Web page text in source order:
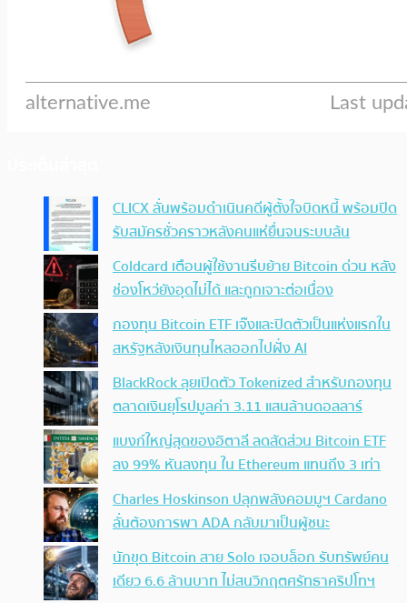
CLICX ลั่นพร้อมดำเนินคดีผู้ตั้งใจบิดหนี้ พร้อมปิด
รับสมัครชั่วคราวหลังคนแห่ยื่นจนระบบล้น
Coldcard เตือนผู้ใช้งานรีบย้าย Bitcoin ด่วน หลัง
ช่องโหว่ยังอุดไม่ได้ และถูกเจาะต่อเนื่อง
กองทุน Bitcoin ETF เจ๊งและปิดตัวเป็นแห่งแรกใน
สหรัฐหลังเงินทุนไหลออกไปฝั่ง AI
BlackRock ลุยเปิดตัว Tokenized สำหรับกองทุน
ตลาดเงินยุโรปมูลค่า 3.11 แสนล้านดอลลาร์
แบงก์ใหญ่สุดของอิตาลี ลดสัดส่วน Bitcoin ETF
ลง 99% หันลงทุน ใน Ethereum แทนถึง 3 เท่า
Charles Hoskinson ปลุกพลังคอมมูฯ Cardano
ลั่นต้องการพา ADA กลับมาเป็นผู้ชนะ
นักขุด Bitcoin สาย Solo เจอบล็อก รับทรัพย์คน
เดียว 6.6 ล้านบาท ไม่สนวิกฤตศรัทธาคริปโทฯ